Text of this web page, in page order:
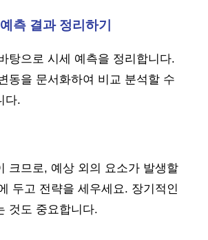
측 결과 정리하기
탕으로 시세 예측을 정리합니다.
동을 문서화하여 비교 분석할 수
다.
크므로, 예상 외의 요소가 발생할
두고 전략을 세우세요. 장기적인
것도 중요합니다.